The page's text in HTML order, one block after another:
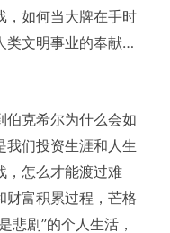
，如何当大牌在手时
类文明事业的奉献…
伯克希尔为什么会如
我们投资生涯和人生
，怎么才能渡过难
财富积累过程，芒格
悲剧”的个人生活，